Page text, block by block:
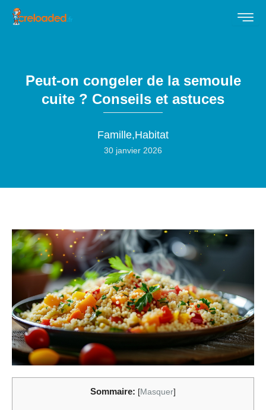
Peut-on congeler de la semoule
cuite ? Conseils et astuces
Famille,Habitat
30 janvier 2026
Sommaire: [Masquer]